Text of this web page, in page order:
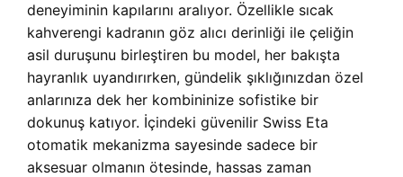
deneyiminin kapılarını aralıyor. Özellikle sıcak
kahverengi kadranın göz alıcı derinliği ile çeliğin
asil duruşunu birleştiren bu model, her bakışta
hayranlık uyandırırken, gündelik şıklığınızdan özel
anlarınıza dek her kombininize sofistike bir
dokunuş katıyor. İçindeki güvenilir Swiss Eta
otomatik mekanizma sayesinde sadece bir
aksesuar olmanın ötesinde, hassas zaman